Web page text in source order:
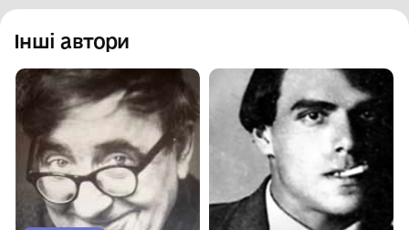
Інші автори